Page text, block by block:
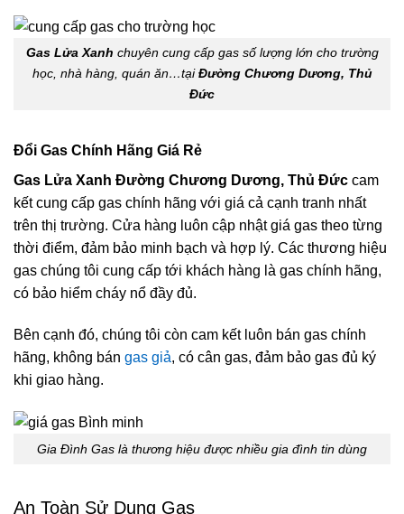
Gas Lửa Xanh chuyên cung cấp gas số lượng lớn cho trường
học, nhà hàng, quán ăn…tạiĐường Chương Dương, Thủ
Đức
Đổi Gas Chính Hãng Giá Rẻ
Gas Lửa Xanh Đường Chương Dương, Thủ Đức cam
kết cung cấp gas chính hãng với giá cả cạnh tranh nhất
trên thị trường. Cửa hàng luôn cập nhật giá gas theo từng
thời điểm, đảm bảo minh bạch và hợp lý. Các thương hiệu
gas chúng tôi cung cấp tới khách hàng là gas chính hãng,
có bảo hiểm cháy nổ đầy đủ.
Bên cạnh đó, chúng tôi còn cam kết luôn bán gas chính
hãng, không bán gas giả, có cân gas, đảm bảo gas đủ ký
khi giao hàng.
Gia Đình Gas là thương hiệu được nhiều gia đình tin dùng
An Toàn Sử Dụng Gas